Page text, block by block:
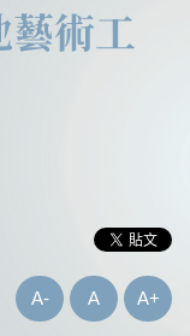
術工
A- A A+